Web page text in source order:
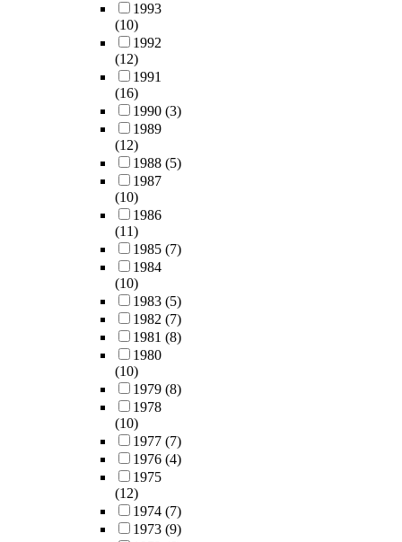
1993
(10)
1992
(12)
1991
(16)
1990 (3)
1989
(12)
1988 (5)
1987
(10)
1986
(11)
1985 (7)
1984
(10)
1983 (5)
1982 (7)
1981 (8)
1980
(10)
1979 (8)
1978
(10)
1977 (7)
1976 (4)
1975
(12)
1974 (7)
1973 (9)